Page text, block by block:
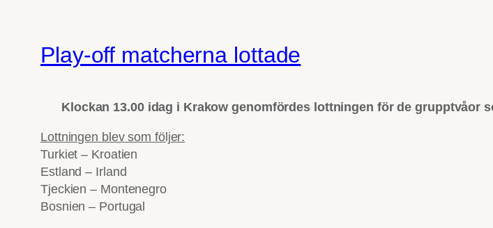
Play-off matcherna lottade
Klockan 13.00 idag i Krakow genomfördes lottningen för de grupptvåor
Lottningen blev som följer:
Turkiet – Kroatien
Estland – Irland
Tjeckien – Montenegro
Bosnien – Portugal